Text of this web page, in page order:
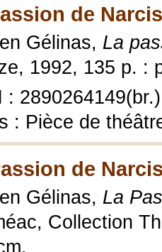
de
Gélinas, La
1992, 135 p. :
: 2890264149(br.)
: Pièce de
de
Gélinas, La
Collection